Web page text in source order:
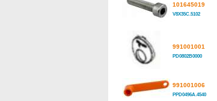
101645019
V8X35C.5102
991001001
PD0802B0000
991001006
PPD0496A.4540